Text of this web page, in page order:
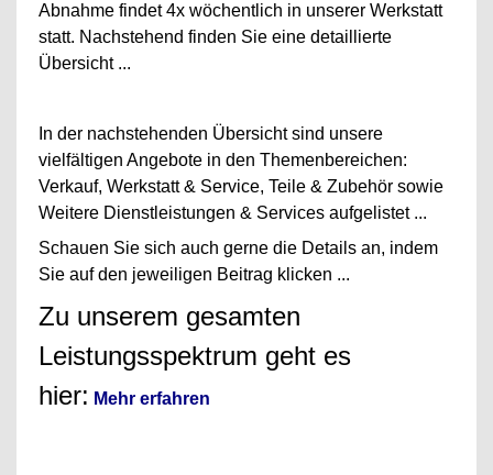
Abnahme findet 4x wöchentlich in unserer Werkstatt
statt. Nachstehend finden Sie eine detaillierte
Übersicht ...
In der nachstehenden Übersicht sind unsere
vielfältigen Angebote in den Themenbereichen:
Verkauf, Werkstatt & Service, Teile & Zubehör sowie
Weitere Dienstleistungen & Services aufgelistet ...
Schauen Sie sich auch gerne die Details an, indem
Sie auf den jeweiligen Beitrag klicken ...
Zu unserem gesamten
Leistungsspektrum geht es
hier: Mehr erfahren